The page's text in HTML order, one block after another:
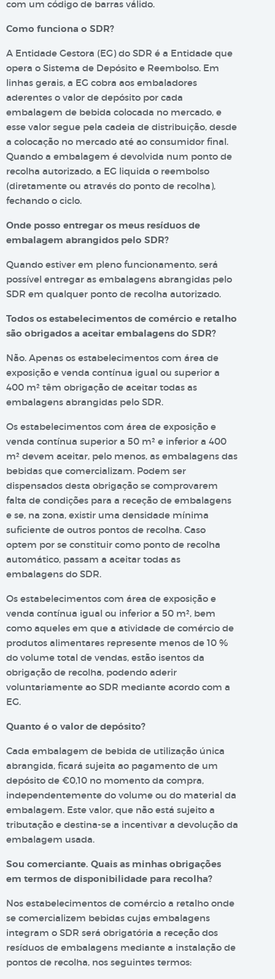
com um código de barras válido.
Como funciona o SDR?
A Entidade Gestora (EG) do SDR é a Entidade que
opera o Sistema de Depósito e Reembolso. Em
linhas gerais, a EG cobra aos embaladores
aderentes o valor de depósito por cada
embalagem de bebida colocada no mercado, e
esse valor segue pela cadeia de distribuição, desde
a colocação no mercado até ao consumidor final.
Quando a embalagem é devolvida num ponto de
recolha autorizado, a EG liquida o reembolso
(diretamente ou através do ponto de recolha),
fechando o ciclo.
Onde posso entregar os meus resíduos de
embalagem abrangidos pelo SDR?
Quando estiver em pleno funcionamento, será
possível entregar as embalagens abrangidas pelo
SDR em qualquer ponto de recolha autorizado.
Todos os estabelecimentos de comércio e retalho
são obrigados a aceitar embalagens do SDR?
Não. Apenas os estabelecimentos com área de
exposição e venda contínua igual ou superior a
400 m² têm obrigação de aceitar todas as
embalagens abrangidas pelo SDR.
Os estabelecimentos com área de exposição e
venda contínua superior a 50 m² e inferior a 400
m² devem aceitar, pelo menos, as embalagens das
bebidas que comercializam. Podem ser
dispensados desta obrigação se comprovarem
falta de condições para a receção de embalagens
e se, na zona, existir uma densidade mínima
suficiente de outros pontos de recolha. Caso
optem por se constituir como ponto de recolha
automático, passam a aceitar todas as
embalagens do SDR.
Os estabelecimentos com área de exposição e
venda contínua igual ou inferior a 50 m², bem
como aqueles em que a atividade de comércio de
produtos alimentares represente menos de 10 %
do volume total de vendas, estão isentos da
obrigação de recolha, podendo aderir
voluntariamente ao SDR mediante acordo com a
EG.
Quanto é o valor de depósito?
Cada embalagem de bebida de utilização única
abrangida, ficará sujeita ao pagamento de um
depósito de €0,10 no momento da compra,
independentemente do volume ou do material da
embalagem. Este valor, que não está sujeito a
tributação e destina-se a incentivar a devolução da
embalagem usada.
Sou comerciante. Quais as minhas obrigações
em termos de disponibilidade para recolha?
Nos estabelecimentos de comércio a retalho onde
se comercializem bebidas cujas embalagens
integram o SDR será obrigatória a receção dos
resíduos de embalagens mediante a instalação de
pontos de recolha, nos seguintes termos: